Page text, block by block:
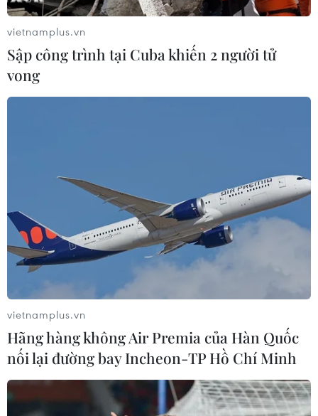
vietnamplus.vn
Sập công trình tại Cuba khiến 2 người tử
vong
vietnamplus.vn
Hãng hàng không Air Premia của Hàn Quốc
nối lại đường bay Incheon-TP Hồ Chí Minh